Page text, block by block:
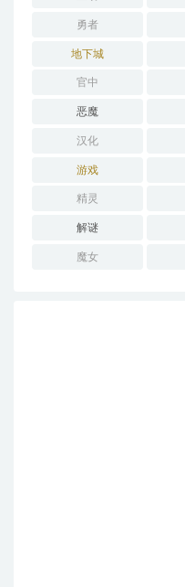
勇者
地下城
官中
恶魔
汉化
游戏
精灵
解谜
魔女